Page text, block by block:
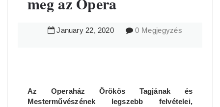
January 22, 2020 0 Megjegyzés
Az Operaház Örökös Tagjának és
Mesterművészének legszebb felvételei,